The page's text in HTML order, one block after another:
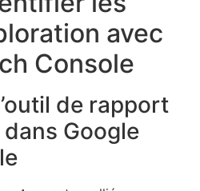
avec
Console
de rapport
Google